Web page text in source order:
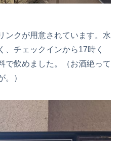
ンクが用意されています。水
、チェックインから17時く
で飲めました。（お酒絶って
。）